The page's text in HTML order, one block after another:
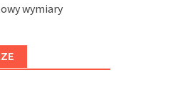
wymiary